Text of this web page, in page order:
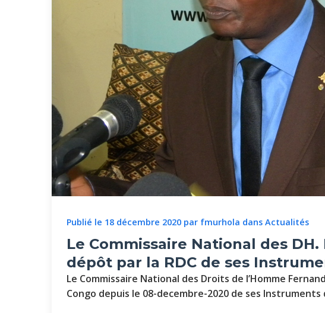
Publié le 18 décembre 2020 par fmurhola dans Actualités
Le Commissaire National des
dépôt par la RDC de ses
Le Commissaire National des Droits de l’Homme
Congo depuis le 08-decembre-2020 de ses